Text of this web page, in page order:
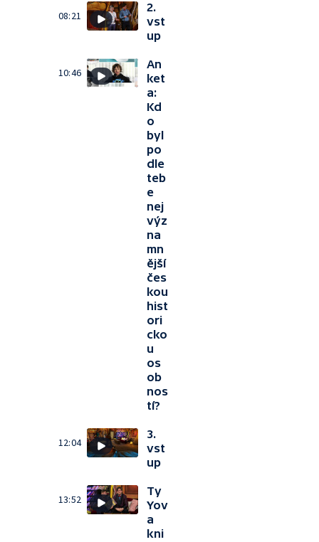
08:21
2.
vst
up
10:46
An
ket
a:
Kd
o
byl
po
dle
teb
e
nej
výz
na
mn
ější
čes
kou
hist
ori
cko
u
os
ob
nos
tí?
12:04
3.
vst
up
13:52
Ty
Yov
a
kni